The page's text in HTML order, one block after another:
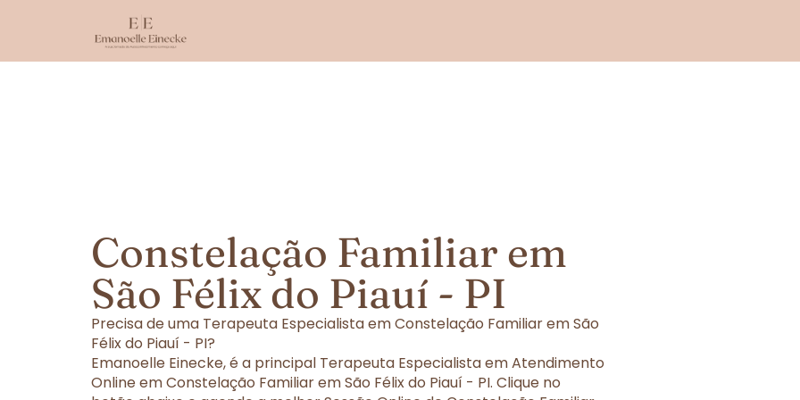
Constelação Familiar em
São Félix do Piauí - PI
Precisa de uma Terapeuta Especialista em Constelação Familiar em São
Félix do Piauí - PI?
Emanoelle Einecke, é a principal Terapeuta Especialista em Atendimento
Online em Constelação Familiar em São Félix do Piauí - PI. Clique no